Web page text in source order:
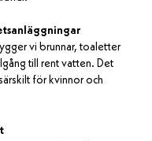
vi brunnar, toaletter
till rent vatten. Det
för kvinnor och